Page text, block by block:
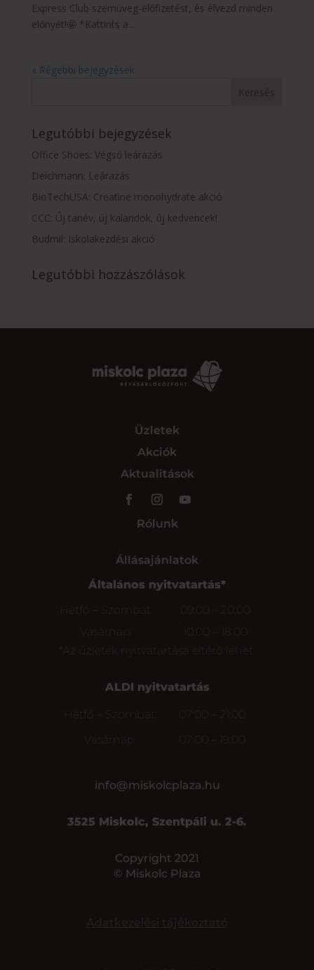
Express Club szemüveg-előfizetést, és élvezd minden
előnyét!🤩 *Kattints a...
« Régebbi bejegyzések
Legutóbbi bejegyzések
Office Shoes: Végső leárazás
Deichmann: Leárazás
BioTechUSA: Creatine monohydrate akció
CCC: Új tanév, új kalandok, új kedvencek!
Budmil: Iskolakezdési akció
Legutóbbi hozzászólások
Üzletek
Akciók
Aktualitások
Rólunk
Állásajánlatok
Általános nyitvatartás*
Hétfő – Szombat:
09:00 – 20:00
Vasárnap:
*Az üzletek nyitvatartása eltérő lehet.
ALDI nyitvatartás
Hétfő – Szombat:
07:00 – 21:00
Vasárnap:
info@miskolcplaza.hu
3525 Miskolc, Szentpáli u. 2-6.
Copyright 2021
© Miskolc Plaza